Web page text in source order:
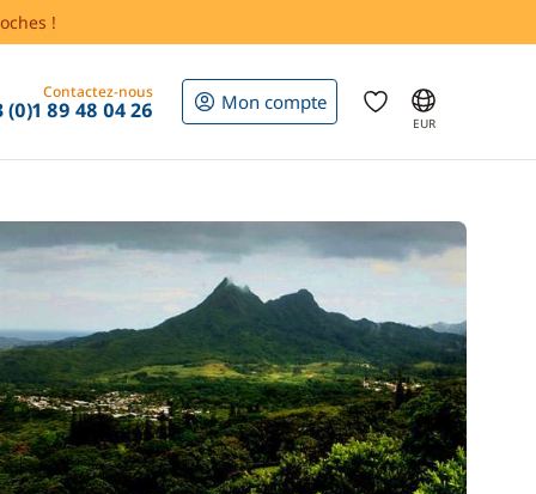
!
Contactez-nous
(0)1 89 48 04 26 Mon compte
EUR